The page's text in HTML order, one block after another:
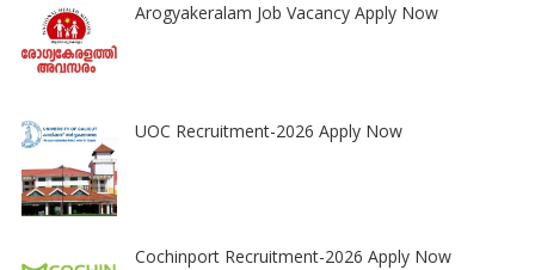
Arogyakeralam Job Vacancy Apply Now
UOC Recruitment-2026 Apply Now
Cochinport Recruitment-2026 Apply Now